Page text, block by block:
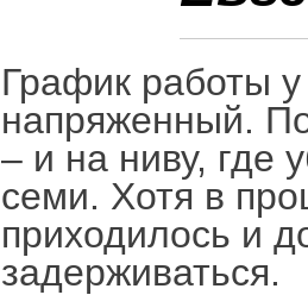
График работы
напряженный.
– и на ниву, где
семи. Хотя в
приходилось и
задерживаться.